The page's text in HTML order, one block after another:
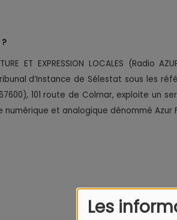
Les
ET EXPRESSION LOCALES
d’Instance de Sélestat sous les
101 route de Colmar, exploite un
et analogique dénommé Azur